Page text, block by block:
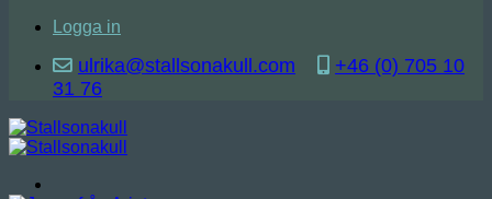
Logga in
ulrika@stallsonakull.com
+46 (0) 705 10
31 76